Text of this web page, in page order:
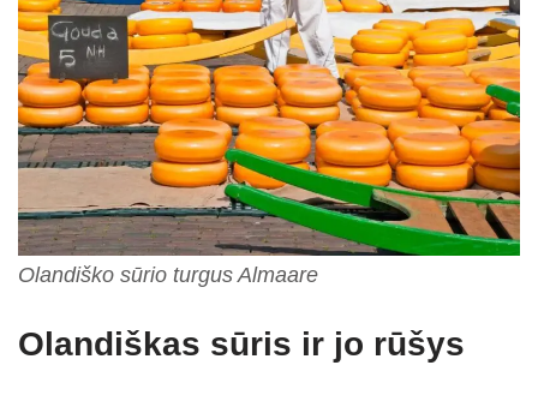
Olandiško sūrio turgus Almaare
Olandiškas sūris ir jo rūšys